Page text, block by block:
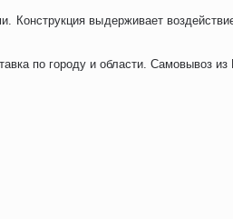
выдерживает
по городу и области. Самовывоз